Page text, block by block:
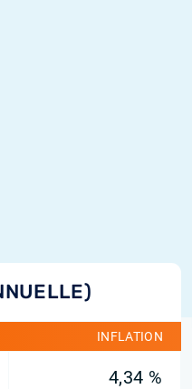
INFLATION
4,34 %